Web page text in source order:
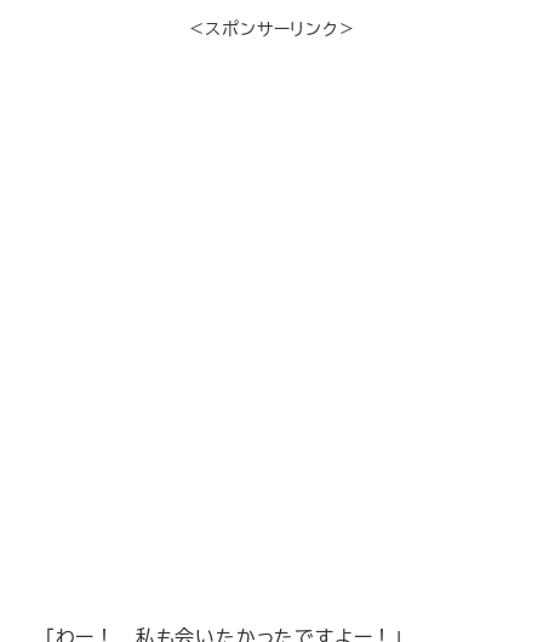
＜スポンサーリンク＞